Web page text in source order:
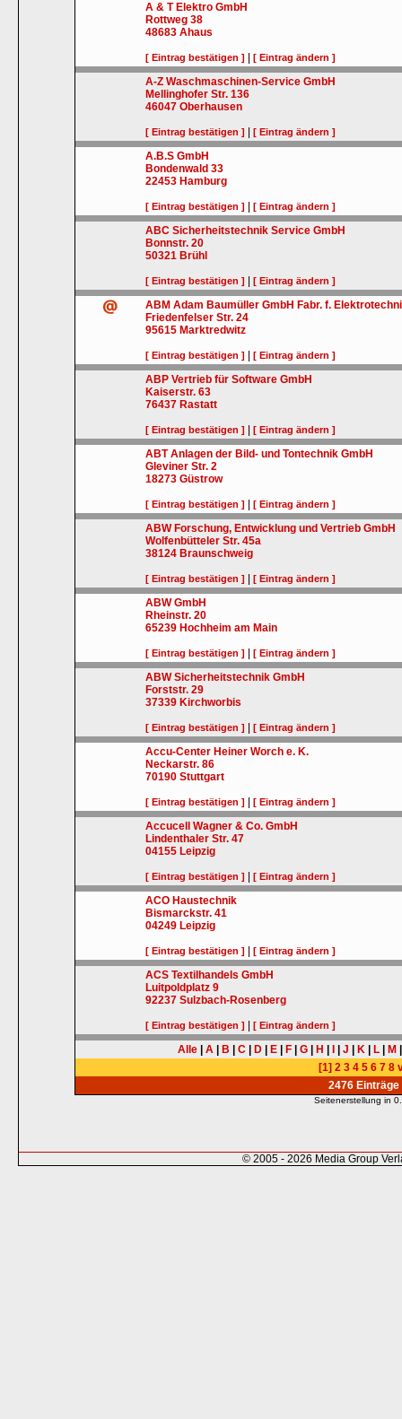
A & T Elektro GmbH
Rottweg 38
48683 Ahaus
[ Eintrag bestätigen ] |[ Eintrag ändern ]
A-Z Waschmaschinen-Service GmbH
Mellinghofer Str. 136
46047 Oberhausen
[ Eintrag bestätigen ] |[ Eintrag ändern ]
A.B.S GmbH
Bondenwald 33
22453 Hamburg
[ Eintrag bestätigen ] |[ Eintrag ändern ]
ABC Sicherheitstechnik Service GmbH
Bonnstr. 20
50321 Brühl
[ Eintrag bestätigen ] |[ Eintrag ändern ]
ABM Adam Baumüller GmbH Fabr. f.
Friedenfelser Str. 24
95615 Marktredwitz
[ Eintrag bestätigen ] |[ Eintrag ändern ]
ABP Vertrieb für Software GmbH
Kaiserstr. 63
76437 Rastatt
[ Eintrag bestätigen ] |[ Eintrag ändern ]
ABT Anlagen der Bild- und Tontechnik GmbH
Gleviner Str. 2
18273 Güstrow
[ Eintrag bestätigen ] |[ Eintrag ändern ]
ABW Forschung, Entwicklung und Vertrieb GmbH
Wolfenbütteler Str. 45a
38124 Braunschweig
[ Eintrag bestätigen ] |[ Eintrag ändern ]
ABW GmbH
Rheinstr. 20
65239 Hochheim am Main
[ Eintrag bestätigen ] |[ Eintrag ändern ]
ABW Sicherheitstechnik GmbH
Forststr. 29
37339 Kirchworbis
[ Eintrag bestätigen ] |[ Eintrag ändern ]
Accu-Center Heiner Worch e. K.
Neckarstr. 86
70190 Stuttgart
[ Eintrag bestätigen ] |[ Eintrag ändern ]
Accucell Wagner & Co. GmbH
Lindenthaler Str. 47
04155 Leipzig
[ Eintrag bestätigen ] |[ Eintrag ändern ]
ACO Haustechnik
Bismarckstr. 41
04249 Leipzig
[ Eintrag bestätigen ] |[ Eintrag ändern ]
ACS Textilhandels GmbH
Luitpoldplatz 9
92237 Sulzbach-Rosenberg
[ Eintrag bestätigen ] |[ Eintrag ändern ]
Alle A B C D E F G H J K L M
[1] 2 3 4 5 6 7 8
2476 Einträge
Seitenerstellung in
© 2005 - 2026 Media Group